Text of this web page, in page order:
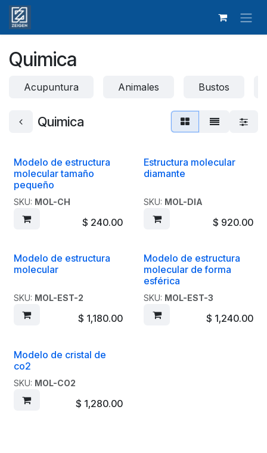
Ir al contenido
Quimica
Acupuntura Animales Bustos
Quimica
Liquidación
Modelo de estructura
molecular tamaño
pequeño
SKU: MOL-CH
$ 240.00
Liquidación
Estructura molecular
diamante
SKU: MOL-DIA
$ 920.00
Liquidación
Modelo de estructura
molecular
SKU: MOL-EST-2
$ 1,180.00
Liquidación
Modelo de estructura
molecular de forma
esférica
SKU: MOL-EST-3
$ 1,240.00
Liquidación
Modelo de cristal de
co2
SKU: MOL-CO2
$ 1,280.00